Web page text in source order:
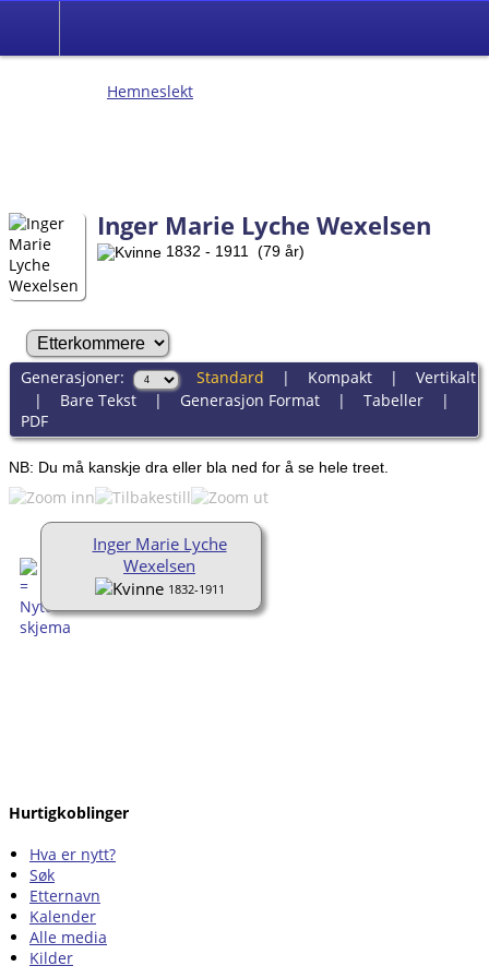
Hemneslekt
Inger Marie Lyche Wexelsen
1832 - 1911 (79 år)
Generasjoner: Standard | Kompakt| Vertikalt
| Bare Tekst| Generasjon Format| Tabeller|
PDF
NB: Du må kanskje dra eller bla ned for å se hele treet.
Inger Marie Lyche
Wexelsen
1832-1911
Hurtigkoblinger
Hva er nytt?
Søk
Etternavn
Kalender
Alle media
Kilder